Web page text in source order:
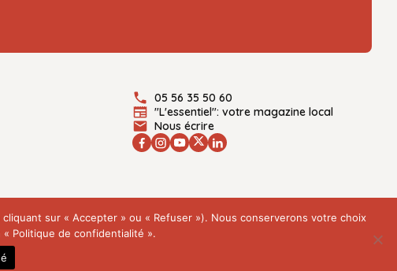
05 56 35 50 60
"L'essentiel": votre magazine local
Nous écrire
sur « Accepter » ou « Refuser »). Nous conserverons votre choix
Politique de confidentialité ».